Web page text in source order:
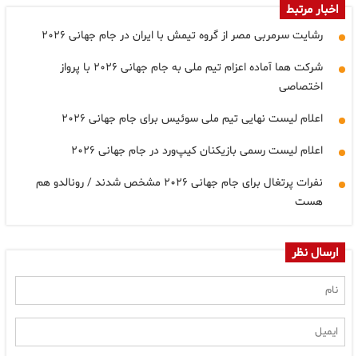
اخبار مرتبط
رشایت سرمربی مصر از گروه تیمش با ایران در جام جهانی ۲۰۲۶
شرکت هما آماده اعزام تیم ملی به جام جهانی ۲۰۲۶ با پرواز
اختصاصی
اعلام لیست نهایی تیم ملی سوئیس برای جام جهانی ۲۰۲۶
اعلام لیست رسمی بازیکنان کیپ‌ورد در جام جهانی ۲۰۲۶
نفرات پرتغال برای جام جهانی ۲۰۲۶ مشخص شدند / رونالدو هم
هست
ارسال نظر